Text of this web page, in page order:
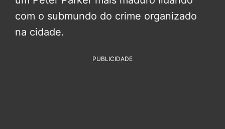
com o submundo do crime organizado
na cidade.
PUBLICIDADE